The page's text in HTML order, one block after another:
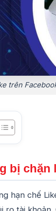
trên
bị chặn
hạn chế